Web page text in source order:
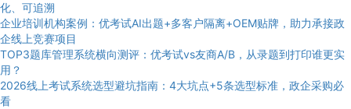
化、可追溯
企业培训机构案例：优考试AI出题+多客户隔离+OEM贴牌，助力承接政
企线上竞赛项目
TOP3题库管理系统横向测评：优考试vs友商A/B，从录题到打印谁更实
用？
2026线上考试系统选型避坑指南：4大坑点+5条选型标准，政企采购必
看